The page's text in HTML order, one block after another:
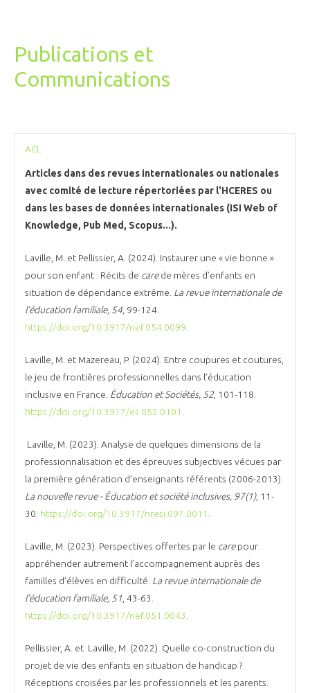
Publications et
Communications
ACL
Articles dans des revues internationales ou nationales
avec comité de lecture répertoriées par l'HCERES ou
dans les bases de données internationales (ISI Web of
Knowledge, Pub Med, Scopus...).
Laville, M. et Pellissier, A. (2024). Instaurer une « vie bonne »
pour son enfant : Récits de carede mères d’enfants en
situation de dépendance extrême. La revue internationale de
l'éducation familiale, 54, 99-124.
https://doi.org/10.3917/rief.054.0099
Laville, M. et Mazereau, P. (2024). Entre coupures et coutures,
le jeu de frontières professionnelles dans l’éducation
inclusive en France. Éducation et Sociétés, 52 , 101-118.
https://doi.org/10.3917/es.052.0101
Laville, M. (2023). Analyse de quelques dimensions de la
professionnalisation et des épreuves subjectives vécues par
la première génération d’enseignants référents (2006-2013).
La nouvelle revue - Éducation et société inclusives, 97(1), 11-
30. https://doi.org/10.3917/nresi.097.0011
Laville, M. (2023). Perspectives offertes par le carepour
appréhender autrement l’accompagnement auprès des
familles d’élèves en difficulté. La revue internationale de
l'éducation familiale, 51 , 43-63.
https://doi.org/10.3917/rief.051.0043
Pellissier, A. et Laville, M. (2022). Quelle co-construction du
projet de vie des enfants en situation de handicap ?
Réceptions croisées par les professionnels et les parents.